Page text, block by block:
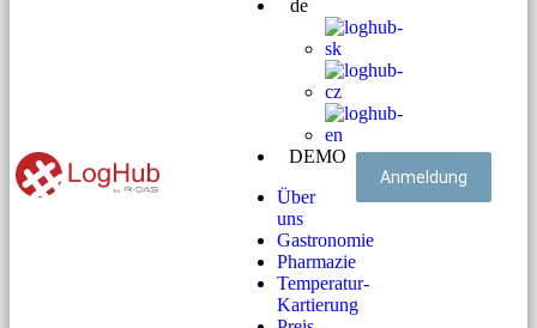
DEMO
Über
uns
Gastronomie
Pharmazie
Temperatur-
Kartierung
Anmeldung